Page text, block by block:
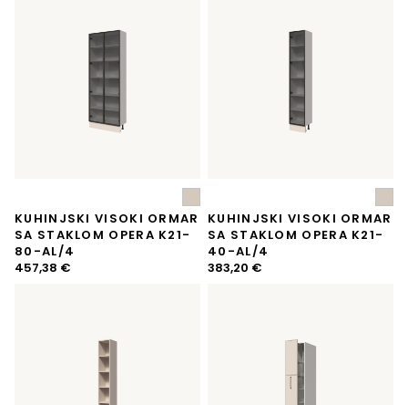
KUHINJSKI VISOKI ORMAR
SA STAKLOM OPERA K21-
80-AL/4
457,38 €
KUHINJSKI VISOKI ORMAR
SA STAKLOM OPERA K21-
40-AL/4
383,20 €